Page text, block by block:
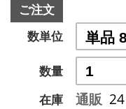
ご注文
数単位
数量
在庫
通販 24